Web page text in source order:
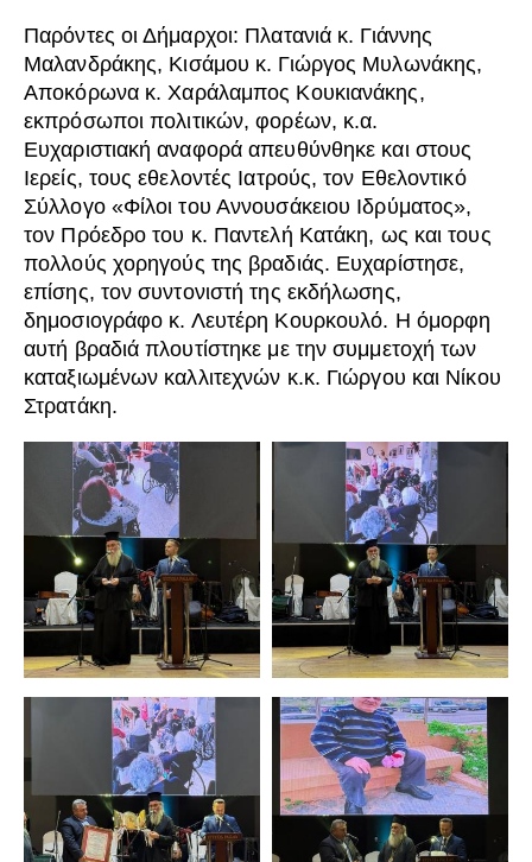
Παρόντες οι Δήμαρχοι: Πλατανιά κ. Γιάννης
Μαλανδράκης, Κισάμου κ. Γιώργος Μυλωνάκης,
Αποκόρωνα κ. Χαράλαμπος Κουκιανάκης,
εκπρόσωποι πολιτικών, φορέων, κ.α.
Ευχαριστιακή αναφορά απευθύνθηκε και στους
Ιερείς, τους εθελοντές Ιατρούς, τον Εθελοντικό
Σύλλογο «Φίλοι του Αννουσάκειου Ιδρύματος»,
τον Πρόεδρο του κ. Παντελή Κατάκη, ως και τους
πολλούς χορηγούς της βραδιάς. Ευχαρίστησε,
επίσης, τον συντονιστή της εκδήλωσης,
δημοσιογράφο κ. Λευτέρη Κουρκουλό. Η όμορφη
αυτή βραδιά πλουτίστηκε με την συμμετοχή των
καταξιωμένων καλλιτεχνών κ.κ. Γιώργου και Νίκου
Στρατάκη.